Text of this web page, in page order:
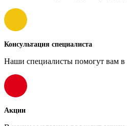
Консультация специалиста
Наши специалисты помогут вам в
Акции